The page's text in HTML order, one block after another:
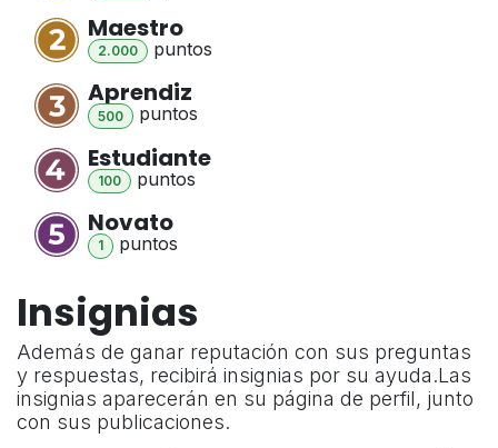
Maestro
2.000 puntos
Aprendiz
500 puntos
Estudiante
100 puntos
Novato
1 puntos
Insignias
Además de ganar reputación con sus preguntas
y respuestas, recibirá insignias por su ayuda.Las
insignias aparecerán en su página de perfil, junto
con sus publicaciones.